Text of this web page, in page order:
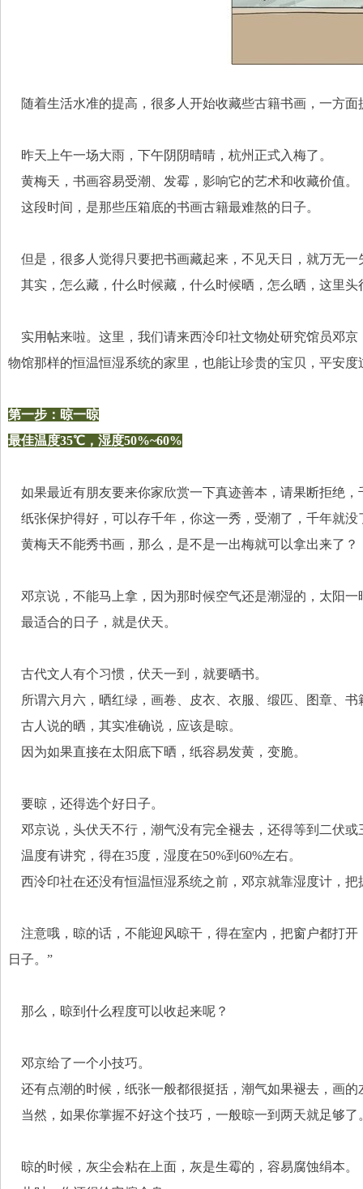
随着生活水准的提高，很多人开始收藏些古籍书画，一方
昨天上午一场大雨，下午阴阴晴晴，杭州正式入梅了。
黄梅天，书画容易受潮、发霉，影响它的艺术和收藏价值。
这段时间，是那些压箱底的书画古籍最难熬的日子。
但是，很多人觉得只要把书画藏起来，不见天日，就万无一
其实，怎么藏，什么时候藏，什么时候晒，怎么晒，这里头
实用帖来啦。这里，我们请来西泠印社文物处研究馆员邓
物馆那样的恒温恒湿系统的家里，也能让珍贵的宝贝，平安度
第一步：晾一晾
最佳温度35℃，湿度50%~60%
如果最近有朋友要来你家欣赏一下真迹善本，请果断拒绝，
纸张保护得好，可以存千年，你这一秀，受潮了，千年就没
黄梅天不能秀书画，那么，是不是一出梅就可以拿出来了？
邓京说，不能马上拿，因为那时候空气还是潮湿的，太阳一
最适合的日子，就是伏天。
古代文人有个习惯，伏天一到，就要晒书。
所谓六月六，晒红绿，画卷、皮衣、衣服、缎匹、图章、书
古人说的晒，其实准确说，应该是晾。
因为如果直接在太阳底下晒，纸容易发黄，变脆。
要晾，还得选个好日子。
邓京说，头伏天不行，潮气没有完全褪去，还得等到二伏或
温度有讲究，得在35度，湿度在50%到60%左右。
西泠印社在还没有恒温恒湿系统之前，邓京就靠湿度计，把
注意哦，晾的话，不能迎风晾干，得在室内，把窗户都打
日子。”
那么，晾到什么程度可以收起来呢？
邓京给了一个小技巧。
还有点潮的时候，纸张一般都很挺括，潮气如果褪去，画
当然，如果你掌握不好这个技巧，一般晾一到两天就足够了
晾的时候，灰尘会粘在上面，灰是生霉的，容易腐蚀绢本。